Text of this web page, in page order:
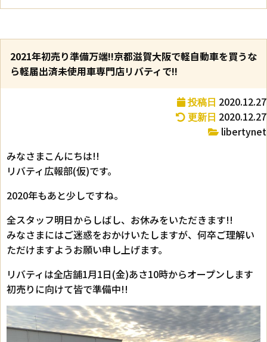
2021年初売り準備万端!!京都滋賀大阪で軽自動車を買うな
ら軽届出済未使用車専門店リバティで!!
投稿日 2020.12.27
更新日 2020.12.27
libertynet
みなさまこんにちは!!
リバティ広報部(仮)です。
2020年もあと少しですね。
全スタッフ明日からしばし、お休みをいただきます!!
みなさまにはご迷惑をおかけいたしますが、何卒ご理解い
ただけますようお願い申し上げます。
リバティは全店舗1月1日(金)あさ10時からオープンします
初売りに向けて皆で準備中!!